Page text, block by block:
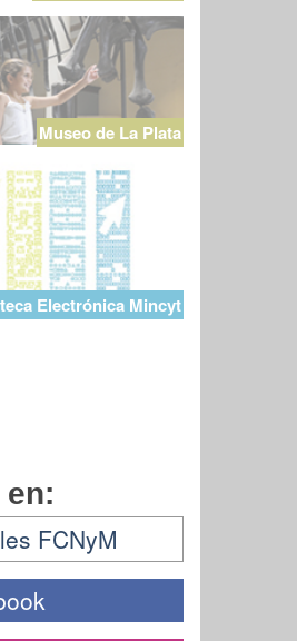
Museo de La Plata
Electrónica Mincyt
FCNyM